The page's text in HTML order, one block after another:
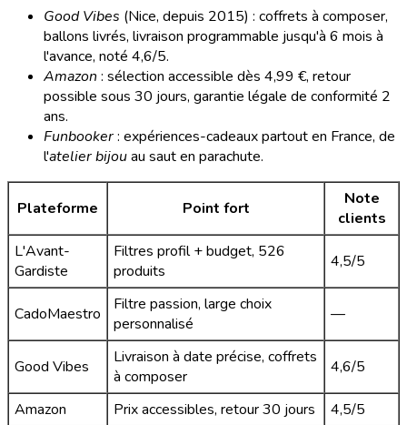
Good Vibes (Nice, depuis 2015) : coffrets à composer,
ballons livrés, livraison programmable jusqu'à 6 mois à
l'avance, noté 4,6/5.
Amazon : sélection accessible dès 4,99 €, retour
possible sous 30 jours, garantie légale de conformité 2
ans.
Funbooker: expériences-cadeaux partout en France, de
l'atelier bijouau saut en parachute.
Plateforme Point fort
Note
clients
L'Avant-
Gardiste
Filtres profil + budget, 526
produits
4,5/5
CadoMaestro
Filtre passion, large choix
personnalisé
—
Good Vibes
Livraison à date précise, coffrets
à composer
4,6/5
Amazon Prix accessibles, retour 30 jours 4,5/5